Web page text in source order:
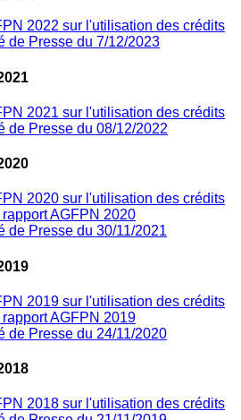
2022 sur l'utilisation des crédits
de Presse du 7/12/2023
2021 sur l'utilisation des crédits
de Presse du 08/12/2022
2020 sur l'utilisation des crédits
AGFPN 2020
de Presse du 30/11/2021
2019 sur l'utilisation des crédits
AGFPN 2019
de Presse du 24/11/2020
2018 sur l'utilisation des crédits